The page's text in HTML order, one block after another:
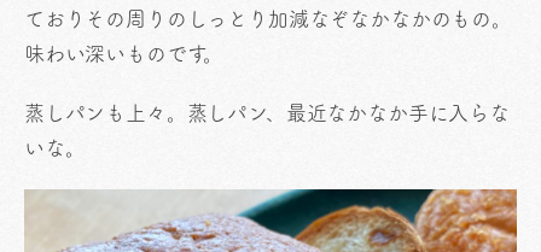
ておりその周りのしっとり加減なぞなかなかのもの。
味わい深いものです。
蒸しパンも上々。蒸しパン、最近なかなか手に入らな
いな。